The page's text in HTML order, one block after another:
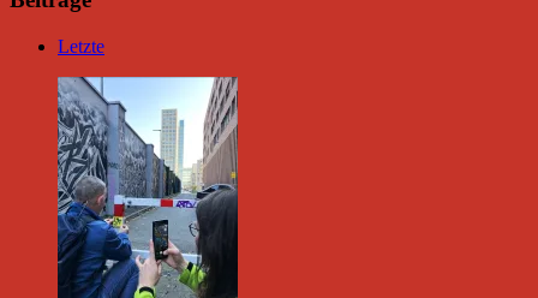
Letzte